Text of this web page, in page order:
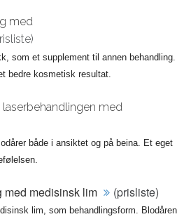
med
som et supplement til annen behandling.
bedre kosmetisk resultat.
med
både i ansiktet og på beina. Et eget
medisinsk lim (prisliste)
lim, som behandlingsform. Blodåren